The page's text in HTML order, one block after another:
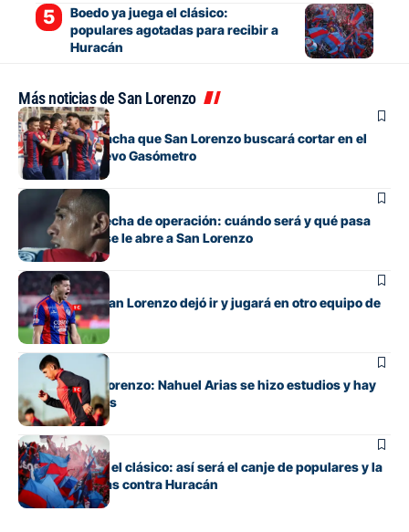
Boedo ya juega el clásico:
populares agotadas para recibir a
Huracán
Más noticias de San Lorenzo
Fútbol
La incómoda racha que San Lorenzo buscará cortar en el
clásico del Nuevo Gasómetro
Fútbol
Barrios tiene fecha de operación: cuándo será y qué pasa
con cupo que se le abre a San Lorenzo
Fútbol
El lateral que San Lorenzo dejó ir y jugará en otro equipo de
Primera
Fútbol
Alivio en San Lorenzo: Nahuel Arias se hizo estudios y hay
buenas noticias
Fútbol
Todo listo para el clásico: así será el canje de populares y la
venta de plateas contra Huracán